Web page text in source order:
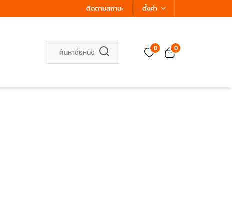
ติดตามสถานะ ตั้งค่า
0 0